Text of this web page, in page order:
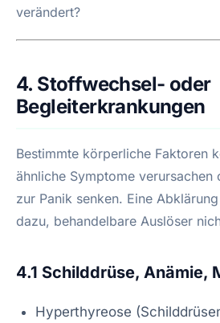
verändert?
4. Stoffwechsel- oder
Begleiterkrankungen
Bestimmte körperliche Faktoren
ähnliche Symptome verursachen
zur Panik senken. Eine
dazu, behandelbare Auslöser
4.1 Schilddrüse, Anämie,
Hyperthyreose